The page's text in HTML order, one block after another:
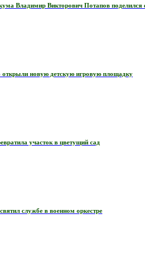
Владимир Викторович Потапов
открыли новую детскую игровую площадку
участок в цветущий сад
службе в военном оркестре